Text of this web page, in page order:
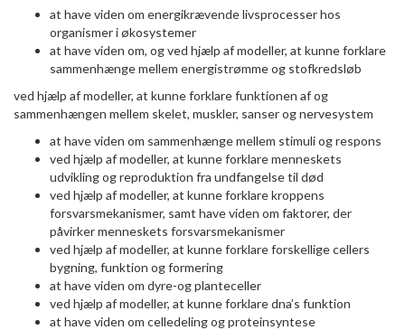
at have viden om energikrævende livsprocesser hos
organismer i økosystemer
at have viden om, og ved hjælp af modeller, at kunne forklare
sammenhænge mellem energistrømme og stofkredsløb
ved hjælp af modeller, at kunne forklare funktionen af og
sammenhængen mellem skelet, muskler, sanser og nervesystem
at have viden om sammenhænge mellem stimuli og respons
ved hjælp af modeller, at kunne forklare menneskets
udvikling og reproduktion fra undfangelse til død
ved hjælp af modeller, at kunne forklare kroppens
forsvarsmekanismer, samt have viden om faktorer, der
påvirker menneskets forsvarsmekanismer
ved hjælp af modeller, at kunne forklare forskellige cellers
bygning, funktion og formering
at have viden om dyre-og planteceller
ved hjælp af modeller, at kunne forklare dna’s funktion
at have viden om celledeling og proteinsyntese